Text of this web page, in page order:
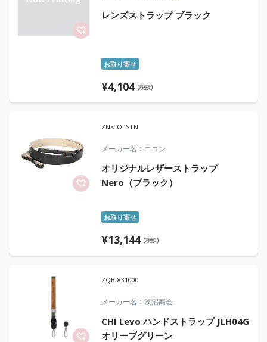
レンズストラップ ブラック
お取り寄せ
¥4,104 (税抜)
ZNK-OLSTN
メーカー名 ニコン
オリジナルレザーストラップ
Nero（ブラック）
お取り寄せ
¥13,144 (税抜)
ZQB-831000
メーカー名 浅沼商会
CHI Levo ハンドストラップ JLH04G
オリーブグリーン